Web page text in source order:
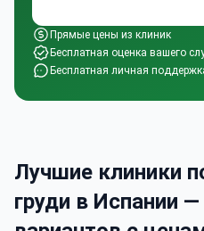
Прямые цены из клиник
Бесплатная оценка вашего
Бесплатная личная
Лучшие клиники
груди в Испании